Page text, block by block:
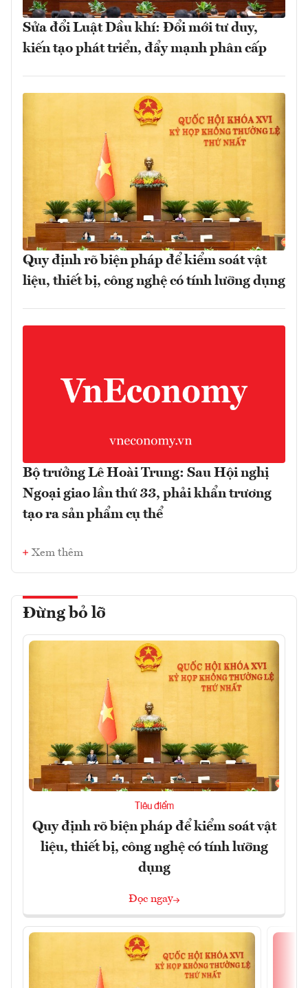
Sửa đổi Luật Dầu khí: Đổi mới tư duy,
kiến tạo phát triển, đẩy mạnh phân cấp
Quy định rõ biện pháp để kiểm soát vật
liệu, thiết bị, công nghệ có tính lưỡng dụng
Bộ trưởng Lê Hoài Trung: Sau Hội nghị
Ngoại giao lần thứ 33, phải khẩn trương
tạo ra sản phẩm cụ thể
Xem thêm
Đừng bỏ lỡ
Tiêu điểm
Quy định rõ biện pháp để kiểm soát vật
liệu, thiết bị, công nghệ có tính lưỡng
dụng
Đọc ngay